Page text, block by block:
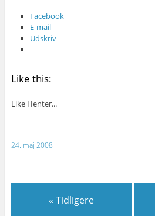
Facebook
E-mail
Udskriv
Like this:
Like Henter...
24. maj 2008
« Tidligere